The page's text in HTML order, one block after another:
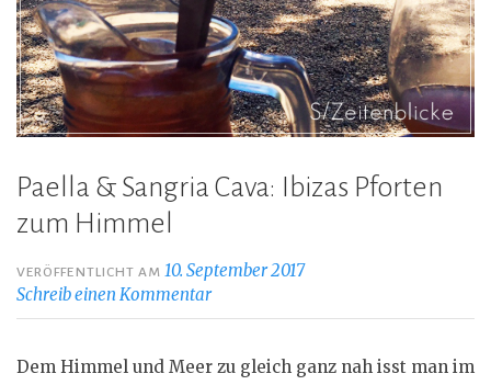
Paella & Sangria Cava: Ibizas Pforten
zum Himmel
VERÖFFENTLICHT AM10. September 2017
Schreib einen Kommentar
Dem Himmel und Meer zu gleich ganz nah isst man im